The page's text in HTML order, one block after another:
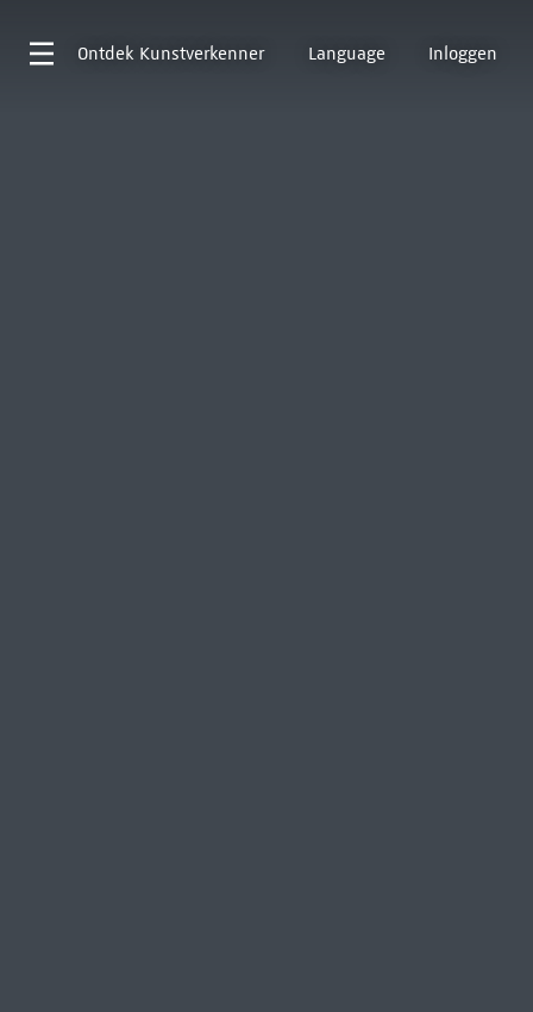
Ontdek Kunstverkenner Language Inloggen